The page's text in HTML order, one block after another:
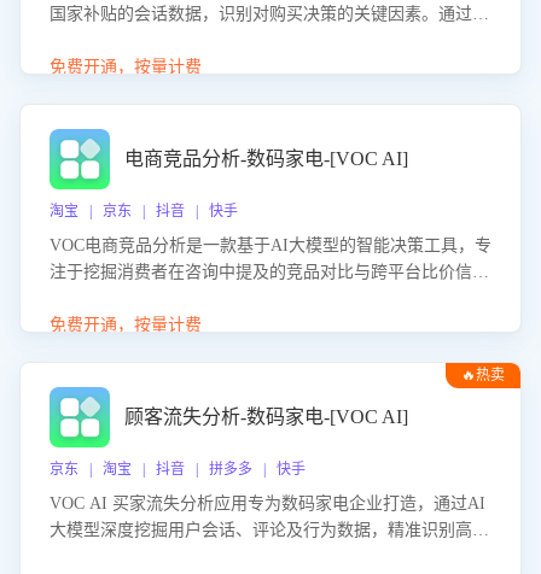
国家补贴的会话数据，识别对购买决策的关键因素。通过AI
化策略，助力商家利用国补政策提升GMV。
免费开通，按量计费
电商竞品分析-数码家电-[VOC AI]
淘宝 | 京东 | 抖音 | 快手
VOC电商竞品分析是一款基于AI大模型的智能决策工具，专
注于挖掘消费者在咨询中提及的竞品对比与跨平台比价信
商品信息，进行多维度交叉对比，并分析消费者的比价行
企业优化营销话术、突出产品与服务优势，有效提升咨询转
化率，避免陷入单纯价格竞争，实现精准扬长避短。
免费开通，按量计费
🔥热卖
顾客流失分析-数码家电-[VOC AI]
京东 | 淘宝 | 抖音 | 拼多多 | 快手
VOC AI 买家流失分析应用专为数码家电企业打造，通过AI
大模型深度挖掘用户会话、评论及行为数据，精准识别高流